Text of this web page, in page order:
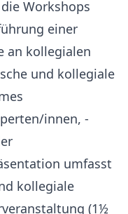
Workshops
einer
an kollegialen
und kollegiale
innen, -
umfasst
kollegiale
(1½